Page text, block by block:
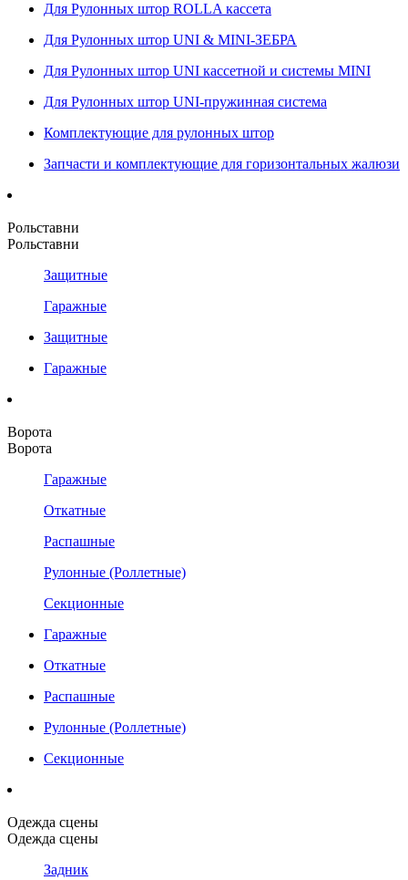
Для Рулонных штор ROLLA кассета
Для Рулонных штор UNI & MINI-ЗЕБРА
Для Рулонных штор UNI кассетной и системы MINI
Для Рулонных штор UNI-пружинная система
Комплектующие для рулонных штор
Запчасти и комплектующие для горизонтальных жалюзи
Рольставни
Рольставни
Защитные
Гаражные
Защитные
Гаражные
Ворота
Ворота
Гаражные
Откатные
Распашные
Рулонные (Роллетные)
Секционные
Гаражные
Откатные
Распашные
Рулонные (Роллетные)
Секционные
Одежда сцены
Одежда сцены
Задник